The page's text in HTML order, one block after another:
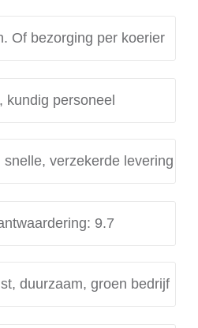
Of bezorging per koerier
kundig personeel
snelle, verzekerde levering
9.7
duurzaam, groen bedrijf